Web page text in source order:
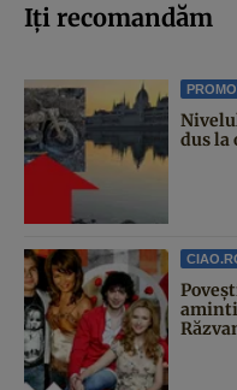
Iți recomandăm
dus la